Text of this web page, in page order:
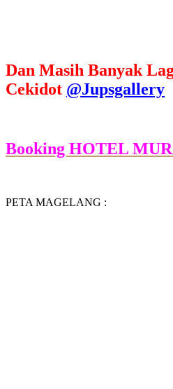
Dan Masih Banyak
Cekidot @Jupsgallery
Booking HOTEL
PETA MAGELANG :